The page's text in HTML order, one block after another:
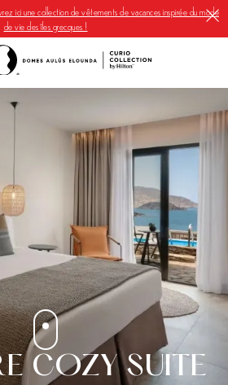
ici une collection de vêtements de vacances inspirée du mode
de vie des îles grecques !
COZY SUITE